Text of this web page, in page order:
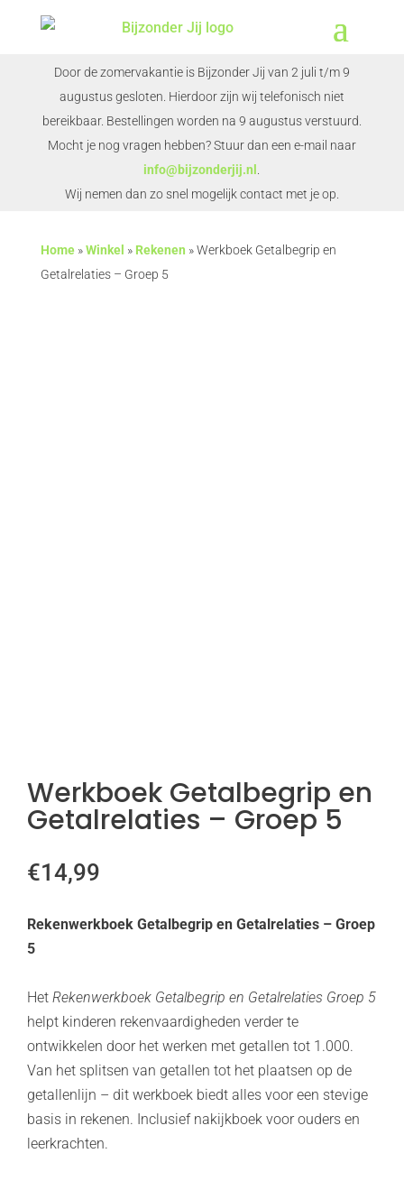
Door de zomervakantie is Bijzonder Jij van 2 juli t/m 9
augustus gesloten. Hierdoor zijn wij telefonisch niet
bereikbaar. Bestellingen worden na 9 augustus verstuurd.
Mocht je nog vragen hebben? Stuur dan een e-mail naar
info@bijzonderjij.nl
Wij nemen dan zo snel mogelijk contact met je op.
Home»Winkel » Rekenen »Werkboek Getalbegrip en
Getalrelaties – Groep 5
Werkboek Getalbegrip en
Getalrelaties – Groep 5
€14,99
Rekenwerkboek Getalbegrip en Getalrelaties – Groep
5
Het Rekenwerkboek Getalbegrip en Getalrelaties Groep 5
helpt kinderen rekenvaardigheden verder te
ontwikkelen door het werken met getallen tot 1.000.
Van het splitsen van getallen tot het plaatsen op de
getallenlijn – dit werkboek biedt alles voor een stevige
basis in rekenen. Inclusief nakijkboek voor ouders en
leerkrachten.